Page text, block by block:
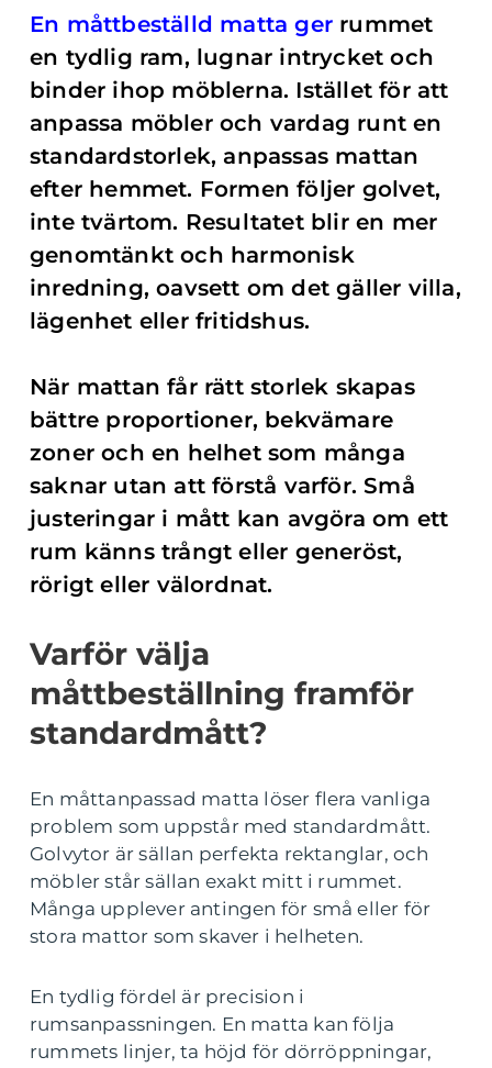
En måttbeställd matta ger rummet
en tydlig ram, lugnar intrycket och
binder ihop möblerna. Istället för att
anpassa möbler och vardag runt en
standardstorlek, anpassas mattan
efter hemmet. Formen följer golvet,
inte tvärtom. Resultatet blir en mer
genomtänkt och harmonisk
inredning, oavsett om det gäller villa,
lägenhet eller fritidshus.
När mattan får rätt storlek skapas
bättre proportioner, bekvämare
zoner och en helhet som många
saknar utan att förstå varför. Små
justeringar i mått kan avgöra om ett
rum känns trångt eller generöst,
rörigt eller välordnat.
Varför välja
måttbeställning framför
standardmått?
En måttanpassad matta löser flera vanliga
problem som uppstår med standardmått.
Golvytor är sällan perfekta rektanglar, och
möbler står sällan exakt mitt i rummet.
Många upplever antingen för små eller för
stora mattor som skaver i helheten.
En tydlig fördel är precision i
rumsanpassningen. En matta kan följa
rummets linjer, ta höjd för dörröppningar,